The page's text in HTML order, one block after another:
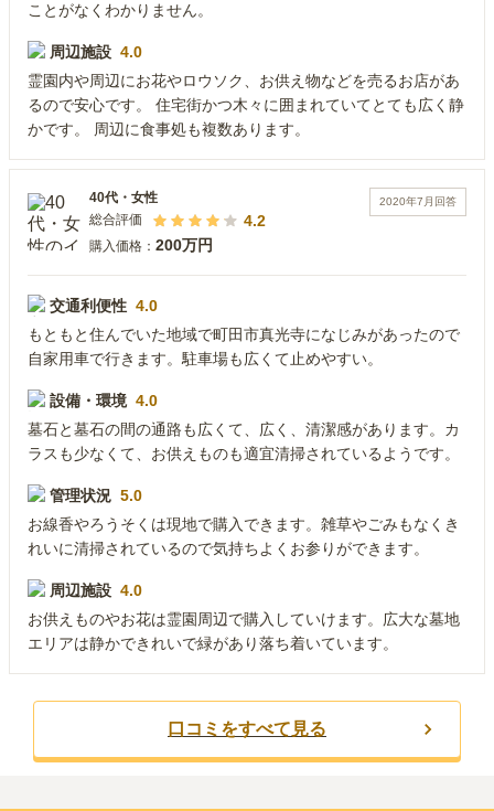
ことがなくわかりません。
周辺施設 4.0
霊園内や周辺にお花やロウソク、お供え物などを売るお店があ
るので安心です。 住宅街かつ木々に囲まれていてとても広く静
かです。 周辺に食事処も複数あります。
2020年7月 回答
40代 ・ 女性
総合評価
4.2
購入価格： 200万円
交通利便性 4.0
もともと住んでいた地域で町田市真光寺になじみがあったので
自家用車で行きます。駐車場も広くて止めやすい。
設備・環境 4.0
墓石と墓石の間の通路も広くて、広く、清潔感があります。カ
ラスも少なくて、お供えものも適宜清掃されているようです。
管理状況 5.0
お線香やろうそくは現地で購入できます。雑草やごみもなくき
れいに清掃されているので気持ちよくお参りができます。
周辺施設 4.0
お供えものやお花は霊園周辺で購入していけます。広大な墓地
エリアは静かできれいで緑があり落ち着いています。
口コミをすべて見る